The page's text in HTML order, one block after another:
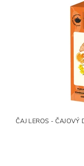
ČAJ LEROS -